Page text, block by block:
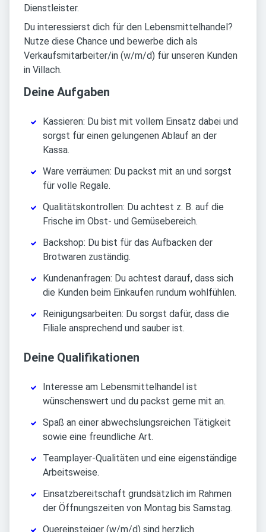
Dienstleister.
Du interessierst dich für den Lebensmittelhandel?
Nutze diese Chance und bewerbe dich als
Verkaufsmitarbeiter/in (w/m/d) für unseren Kunden
in Villach.
Deine Aufgaben
Kassieren: Du bist mit vollem Einsatz dabei und
sorgst für einen gelungenen Ablauf an der
Kassa.
Ware verräumen: Du packst mit an und sorgst
für volle Regale.
Qualitätskontrollen: Du achtest z. B. auf die
Frische im Obst- und Gemüsebereich.
Backshop: Du bist für das Aufbacken der
Brotwaren zuständig.
Kundenanfragen: Du achtest darauf, dass sich
die Kunden beim Einkaufen rundum wohlfühlen.
Reinigungsarbeiten: Du sorgst dafür, dass die
Filiale ansprechend und sauber ist.
Deine Qualifikationen
Interesse am Lebensmittelhandel ist
wünschenswert und du packst gerne mit an.
Spaß an einer abwechslungsreichen Tätigkeit
sowie eine freundliche Art.
Teamplayer-Qualitäten und eine eigenständige
Arbeitsweise.
Einsatzbereitschaft grundsätzlich im Rahmen
der Öffnungszeiten von Montag bis Samstag.
Quereinsteiger (w/m/d) sind herzlich